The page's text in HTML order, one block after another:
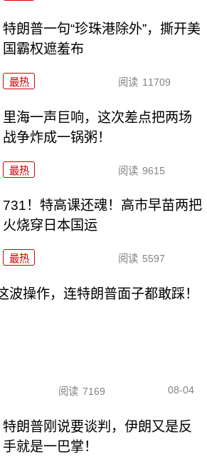
特朗普一句“珍珠港除外”，撕开美
国霸权遮羞布
最热 阅读 11709
里海一声巨响，这次差点把两场
战争炸成一锅粥！
最热 阅读 9615
731！特高课还魂！高市早苗两把
火烧穿日本国运
最热 阅读 5597
波操作，连特朗普面子都敢踩！
阅读 7169 08-04
特朗普刚说要谈判，伊朗又是反
手就是一巴掌！